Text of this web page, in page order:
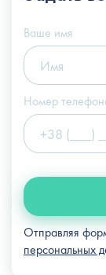
Ваше имя
Номер
Отправляя
персональных